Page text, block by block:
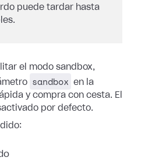
puede tardar hasta
el modo sandbox,
sandbox
en la
y compra con cesta. El
por defecto.